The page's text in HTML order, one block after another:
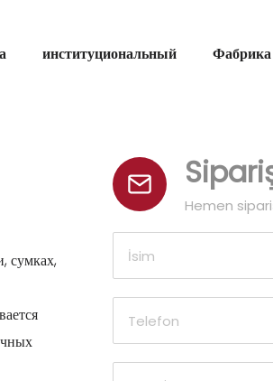
институциональный Фабрика
сумках,
Hemen